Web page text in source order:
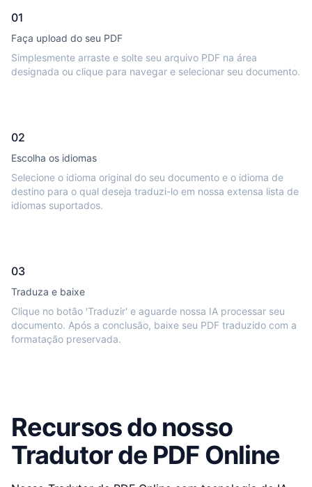
01
Faça upload do seu PDF
Simplesmente arraste e solte seu arquivo PDF na área
designada ou clique para navegar e selecionar seu documento.
02
Escolha os idiomas
Selecione o idioma original do seu documento e o idioma de
destino para o qual deseja traduzi-lo em nossa extensa lista de
idiomas suportados.
03
Traduza e baixe
Clique no botão 'Traduzir' e aguarde nossa IA processar seu
documento. Após a conclusão, baixe seu PDF traduzido com a
formatação preservada.
Recursos do nosso
Tradutor de PDF Online